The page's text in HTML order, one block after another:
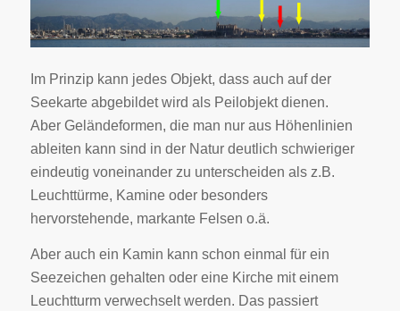
Im Prinzip kann jedes Objekt, dass auch auf der
Seekarte abgebildet wird als Peilobjekt dienen.
Aber Geländeformen, die man nur aus Höhenlinien
ableiten kann sind in der Natur deutlich schwieriger
eindeutig voneinander zu unterscheiden als z.B.
Leuchttürme, Kamine oder besonders
hervorstehende, markante Felsen o.ä.
Aber auch ein Kamin kann schon einmal für ein
Seezeichen gehalten oder eine Kirche mit einem
Leuchtturm verwechselt werden. Das passiert